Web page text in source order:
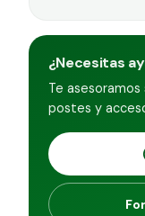
¿Necesitas
Te
postes y